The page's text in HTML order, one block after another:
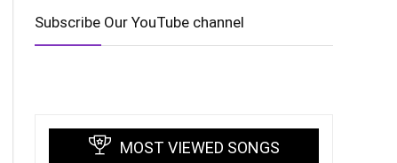
Subscribe Our YouTube channel
MOST VIEWED SONGS